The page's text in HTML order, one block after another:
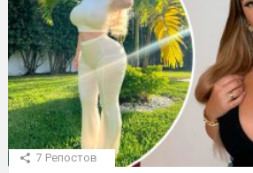
7 Репостов